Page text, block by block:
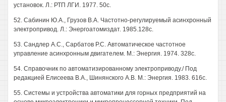
установок. Л.: РТП ЛГИ. 1977. 50с.
52. Сабинин Ю.А., Грузов В.А. Частотно-регулируемый асинхронный
электропривод. Л.: Энергоатомиздат. 1985.128с.
53. Сандлер A.C., Сарбатов P.C. Автоматическое частотное
управление асинхронным двигателем. М.: Энергия. 1974. 328с.
54. Справочник по автоматизированному электроприводу./ Под
редакцией Елисеева В.А., Шинянского A.B. М.: Энергия. 1983. 616с.
55. Системы и устройства автоматики для горных предприятий на